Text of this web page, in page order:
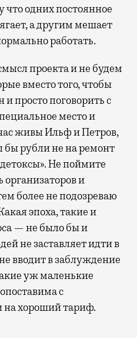
что одних постоянное
а другим мешает
работать.
проекта и не будем
вместо того, чтобы
просто поговорить с
место и
живы Ильф и Петров,
бы рубли не на ремонт
Не поймите
организаторов и
более не подозреваю
эпоха, такие и
— не было бы и
не заставляет идти в
вводит в заблуждение
уж маленькие
с
хороший тариф.